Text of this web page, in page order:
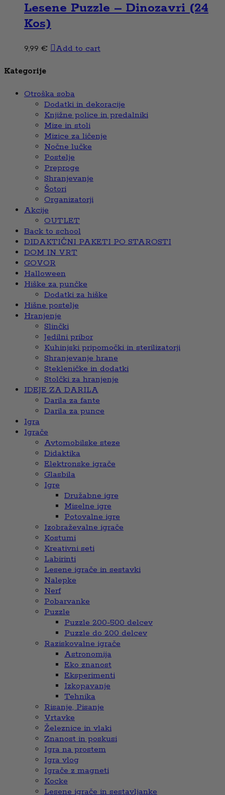
Lesene Puzzle – Dinozavri (24
Kos)
9,99 € Add to cart
Kategorije
Otroška soba
Dodatki in dekoracije
Knjižne police in predalniki
Mize in stoli
Mizice za ličenje
Nočne lučke
Postelje
Preproge
Shranjevanje
Šotori
Organizatorji
Akcije
OUTLET
Back to school
DIDAKTIČNI PAKETI PO STAROSTI
DOM IN VRT
GOVOR
Halloween
Hiške za punčke
Dodatki za hiške
Hišne postelje
Hranjenje
Slinčki
Jedilni pribor
Kuhinjski pripomočki in sterilizatorji
Shranjevanje hrane
Stekleničke in dodatki
Stolčki za hranjenje
IDEJE ZA DARILA
Darila za fante
Darila za punce
Igra
Igrače
Avtomobilske steze
Didaktika
Elektronske igrače
Glasbila
Igre
Družabne igre
Miselne igre
Potovalne igre
Izobraževalne igrače
Kostumi
Kreativni seti
Labirinti
Lesene igrače in sestavki
Nalepke
Nerf
Pobarvanke
Puzzle
Puzzle 200-500 delcev
Puzzle do 200 delcev
Raziskovalne igrače
Astronomija
Eko znanost
Eksperimenti
Izkopavanje
Tehnika
Risanje, Pisanje
Vrtavke
Železnice in vlaki
Znanost in poskusi
Igra na prostem
Igra vlog
Igrače z magneti
Kocke
Lesene igrače in sestavljanke